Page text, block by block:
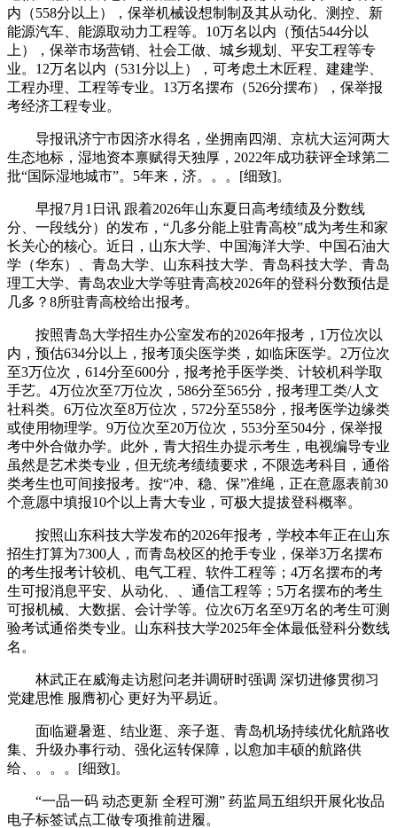
内（558分以上），保举机械设想制制及其从动化、测控、新
能源汽车、能源取动力工程等。10万名以内（预估544分以
上），保举市场营销、社会工做、城乡规划、平安工程等专
业。12万名以内（531分以上），可考虑土木匠程、建建学、
工程办理、工程等专业。13万名摆布（526分摆布），保举报
考经济工程专业。
导报讯济宁市因济水得名，坐拥南四湖、京杭大运河两大
生态地标，湿地资本禀赋得天独厚，2022年成功获评全球第二
批“国际湿地城市”。5年来，济。。。[细致]。
早报7月1日讯 跟着2026年山东夏日高考绩绩及分数线
分、一段线分）的发布，“几多分能上驻青高校”成为考生和家
长关心的核心。近日，山东大学、中国海洋大学、中国石油大
学（华东）、青岛大学、山东科技大学、青岛科技大学、青岛
理工大学、青岛农业大学等驻青高校2026年的登科分数预估是
几多？8所驻青高校给出报考。
按照青岛大学招生办公室发布的2026年报考，1万位次以
内，预估634分以上，报考顶尖医学类，如临床医学。2万位次
至3万位次，614分至600分，报考抢手医学类、计较机科学取
手艺。4万位次至7万位次，586分至565分，报考理工类/人文
社科类。6万位次至8万位次，572分至558分，报考医学边缘类
或使用物理学。9万位次至20万位次，553分至504分，保举报
考中外合做办学。此外，青大招生办提示考生，电视编导专业
虽然是艺术类专业，但无统考绩绩要求，不限选考科目，通俗
类考生也可间接报考。按“冲、稳、保”准绳，正在意愿表前30
个意愿中填报10个以上青大专业，可极大提拔登科概率。
按照山东科技大学发布的2026年报考，学校本年正在山东
招生打算为7300人，而青岛校区的抢手专业，保举3万名摆布
的考生报考计较机、电气工程、软件工程等；4万名摆布的考
生可报消息平安、从动化、、通信工程等；5万名摆布的考生
可报机械、大数据、会计学等。位次6万名至9万名的考生可测
验考试通俗类专业。山东科技大学2025年全体最低登科分数线
名。
林武正在威海走访慰问老并调研时强调 深切进修贯彻习
党建思惟 服膺初心 更好为平易近。
面临避暑逛、结业逛、亲子逛、青岛机场持续优化航路收
集、升级办事行动、强化运转保障，以愈加丰硕的航路供
给、。。。[细致]。
“一品一码 动态更新 全程可溯” 药监局五组织开展化妆品
电子标签试点工做专项推前进履。